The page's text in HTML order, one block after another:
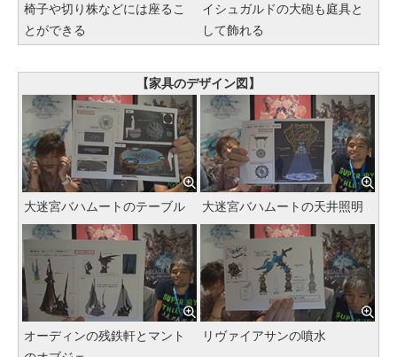
椅子や切り株などには座るこ
とができる
イシュガルドの大砲も庭具と
して飾れる
【家具のデザイン図】
大迷宮バハムートのテーブル 大迷宮バハムートの天井照明
オーディンの残鉄軒とマント
リヴァイアサンの噴水